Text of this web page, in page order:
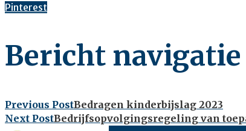
Pinterest
Bericht navigatie
Previous PostBedragen kinderbijslag 2023
Next PostBedrijfsopvolgingsregeling van